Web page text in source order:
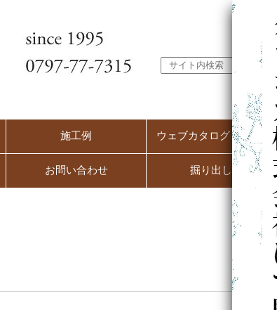
施工例 ウェブカタログ（PC用）
お問い合わせ 掘り出し市